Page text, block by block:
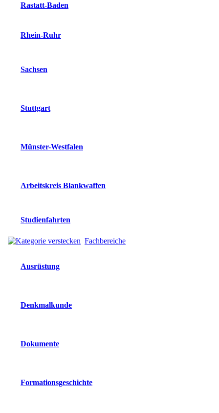
Rastatt-Baden
Rhein-Ruhr
Sachsen
Stuttgart
Münster-Westfalen
Arbeitskreis Blankwaffen
Studienfahrten
Fachbereiche
Ausrüstung
Denkmalkunde
Dokumente
Formationsgeschichte